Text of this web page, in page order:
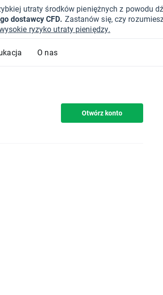
utraty środków pieniężnych z powodu
dostawcy CFD. Zastanów się, czy
ryzyko utraty pieniędzy.
O nas
Otwórz konto